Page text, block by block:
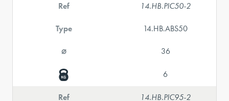
Ref 14.HB.PIC50-2
Type 14.HB.ABS50
⌀ 36
6
Ref 14.HB.PIC95-2